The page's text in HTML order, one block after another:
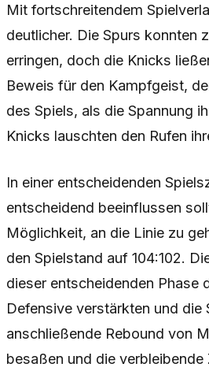
Mit fortschreitendem
deutlicher. Die Spurs konnten
erringen, doch die Knicks
Beweis für den Kampfgeist,
des Spiels, als die Spannung
Knicks lauschten den Rufen
In einer entscheidenden
entscheidend beeinflussen
Möglichkeit, an die Linie zu
den Spielstand auf 104:102.
dieser entscheidenden Phase
Defensive verstärkten und
anschließende Rebound von
besaßen und die